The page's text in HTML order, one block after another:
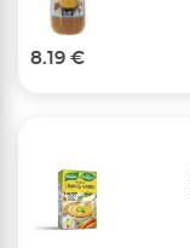
8.19 €